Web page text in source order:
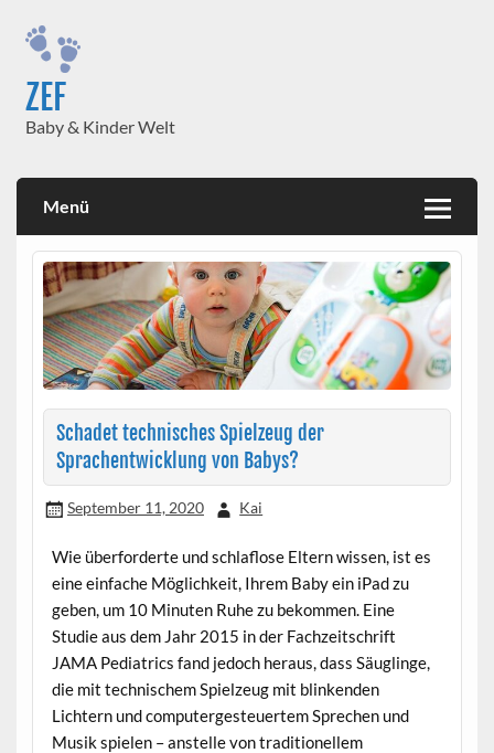
content
ZEF
Baby & Kinder Welt
Menü
Schadet technisches Spielzeug der
Sprachentwicklung von Babys?
September 11, 2020 Kai
Wie überforderte und schlaflose Eltern wissen, ist es
eine einfache Möglichkeit, Ihrem Baby ein iPad zu
geben, um 10 Minuten Ruhe zu bekommen. Eine
Studie aus dem Jahr 2015 in der Fachzeitschrift
JAMA Pediatrics fand jedoch heraus, dass Säuglinge,
die mit technischem Spielzeug mit blinkenden
Lichtern und computergesteuertem Sprechen und
Musik spielen – anstelle von traditionellem